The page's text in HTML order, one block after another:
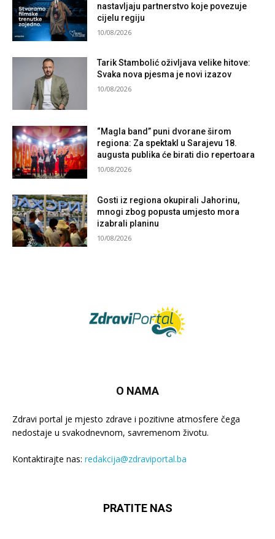
nastavljaju partnerstvo koje povezuje
cijelu regiju
10/08/2026
Tarik Stambolić oživljava velike hitove:
Svaka nova pjesma je novi izazov
10/08/2026
“Magla band” puni dvorane širom
regiona: Za spektakl u Sarajevu 18.
augusta publika će birati dio repertoara
10/08/2026
Gosti iz regiona okupirali Jahorinu,
mnogi zbog popusta umjesto mora
izabrali planinu
10/08/2026
O NAMA
Zdravi portal je mjesto zdrave i pozitivne atmosfere čega
nedostaje u svakodnevnom, savremenom životu.
Kontaktirajte nas: redakcija@zdraviportal.ba
PRATITE NAS